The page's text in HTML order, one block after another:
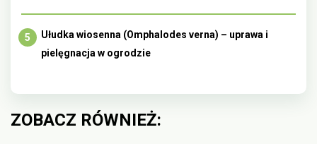
Ułudka wiosenna (Omphalodes verna) – uprawa i
pielęgnacja w ogrodzie
ZOBACZ RÓWNIEŻ: